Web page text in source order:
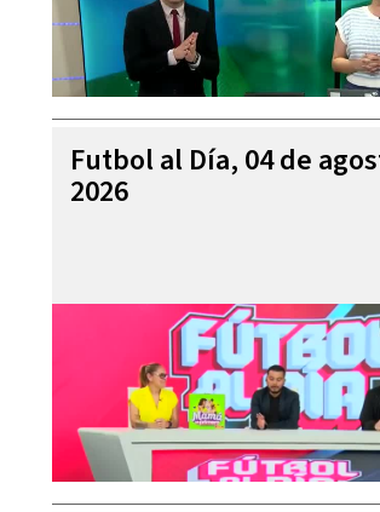
Futbol al Día, 04 de
2026